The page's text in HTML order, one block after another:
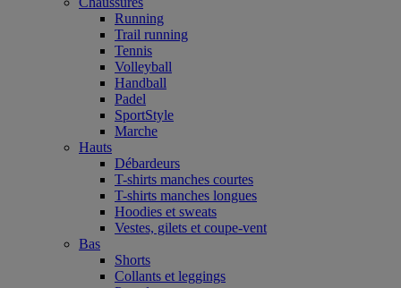
Running
Trail running
Tennis
Volleyball
Handball
Padel
SportStyle
Marche
Hauts
Débardeurs
T-shirts manches courtes
T-shirts manches longues
Hoodies et sweats
Vestes, gilets et coupe-vent
Bas
Shorts
Collants et leggings